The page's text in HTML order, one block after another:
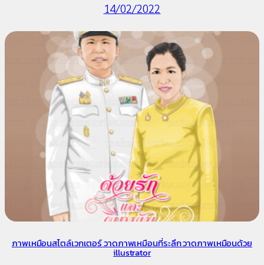
14/02/2022
ภาพเหมือนสไตล์เวกเตอร์ วาดภาพเหมือนที่ระลึก วาดภาพเหมือนด้วย
illustrator